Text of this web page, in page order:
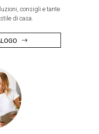
consigli e tante
di casa.